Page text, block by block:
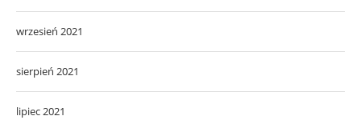
wrzesień 2021
sierpień 2021
lipiec 2021